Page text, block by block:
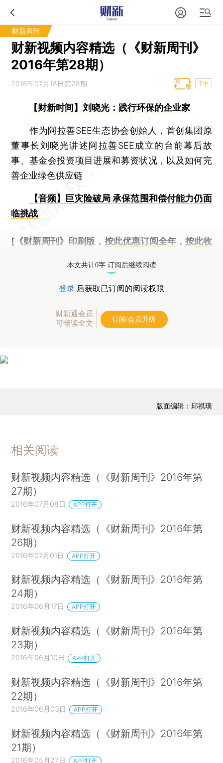
财新周刊
财新视频内容精选（《财新周刊》
2016年第28期）
2016年07月18日第28期 T中
【财新时间】刘晓光：践行环保的企业家
作为阿拉善SEE生态协会创始人，首创集团原
董事长刘晓光讲述阿拉善SEE成立的台前幕后故
事、基金会投资项目进展和募资状况，以及如何完
善企业绿色供应链
【音频】巨灾险破局 承保范围和偿付能力仍面
临挑战
[《财新周刊》印刷版， 按此优惠订阅全年， 按此收
本文共计0字 订阅后继续阅读
登录 后获取已订阅的阅读权限
财新通会员
可畅读全文
订阅/会员升级
版面编辑：邱祺璞
相关阅读
财新视频内容精选（《财新周刊》2016年第
27期）
2016年07月08日 APP打开
财新视频内容精选（《财新周刊》2016年第
26期）
2016年07月01日 APP打开
财新视频内容精选（《财新周刊》2016年第
24期）
2016年06月17日 APP打开
财新视频内容精选（《财新周刊》2016年第
23期）
2016年06月10日 APP打开
财新视频内容精选（《财新周刊》2016年第
22期）
2016年06月03日 APP打开
财新视频内容精选（《财新周刊》2016年第
21期）
2016年05月27日 APP打开